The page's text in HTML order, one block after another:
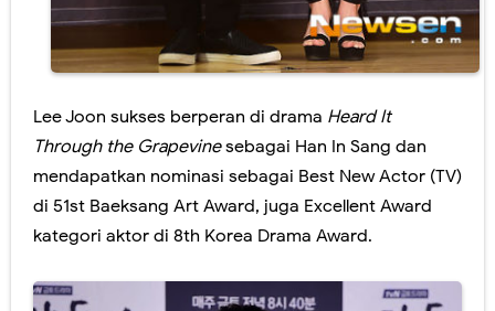
Lee Joon sukses berperan di drama Heard It
Through the Grapevinesebagai Han In Sang dan
mendapatkan nominasi sebagai Best New Actor (TV)
di 51st Baeksang Art Award, juga Excellent Award
kategori aktor di 8th Korea Drama Award.